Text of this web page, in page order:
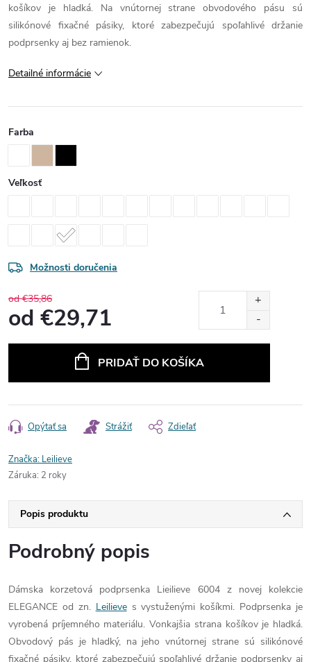
košíkov je hladká. Na vnútornej strane obvodového pásu sú
silikónové fixačné pásiky, ktoré zabezpečujú spoľahlivé držanie
podprsenky aj bez ramienok.
Detailné informácie
Farba
Veľkosť
Možnosti doručenia
od €35,86
od €29,71
PRIDAŤ DO KOŠÍKA
Opýtať sa Strážiť Zdieľať
Značka: Leilieve
Záruka: 2 roky
Popis produktu
Podrobný popis
Dámska korzetová podprsenka Lieilieve 6004 z novej kolekcie
ELEGANCE od zn. Leilieves vystuženými košíkmi. Podprsenka je
vyrobená príjemného materiálu. Vonkajšia strana košíkov je hladká.
Obvodový pás je hladký, na jeho vnútornej strane sú silikónové
fixačné pásiky, ktoré zabezpečujú spoľahlivé držanie podprsenky aj